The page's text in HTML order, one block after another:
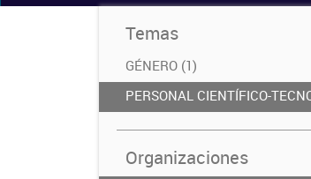
Temas
GÉNERO (1)
PERSONAL CIENTÍFICO-
Organizaciones